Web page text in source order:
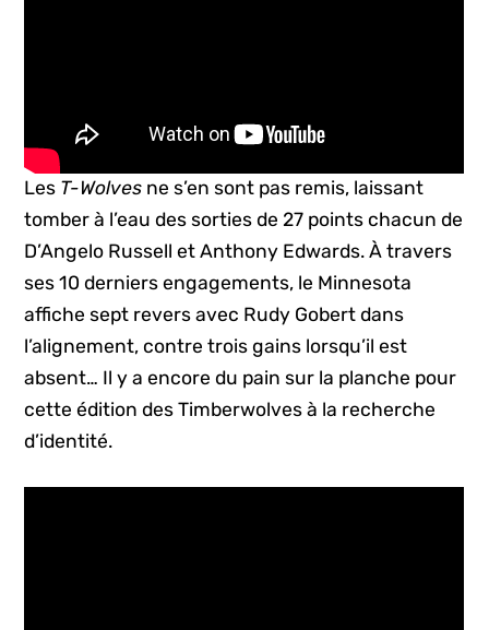
Les T-Wolves ne s’en sont pas remis, laissant
tomber à l’eau des sorties de 27 points chacun de
D’Angelo Russell et Anthony Edwards. À travers
ses 10 derniers engagements, le Minnesota
affiche sept revers avec Rudy Gobert dans
l’alignement, contre trois gains lorsqu’il est
absent… Il y a encore du pain sur la planche pour
cette édition des Timberwolves à la recherche
d’identité.